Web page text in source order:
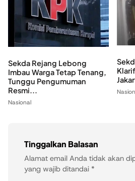
Sekda Rejang Lebong
Imbau Warga Tetap Tenang,
Tunggu Pengumuman
Resmi...
Nasional
Tinggalkan Balasan
Alamat email Anda tidak akan
yang wajib ditandai *